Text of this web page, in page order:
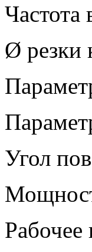
Частота
Ø резки
Угол